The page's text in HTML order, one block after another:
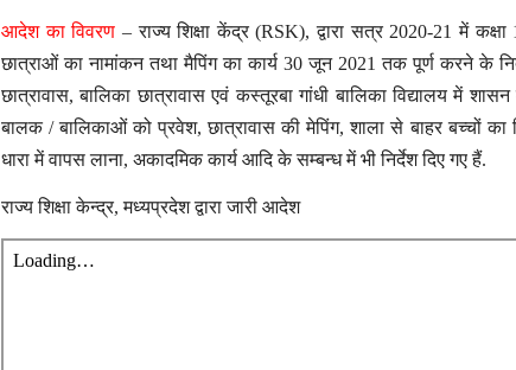
आदेश का विवरण – राज्य शिक्षा केंद्र (RSK), द्वारा सत्र 2020-21 में
छात्राओं का नामांकन तथा मैपिंग का कार्य 30 जून 2021 तक पूर्ण करने के
छात्रावास, बालिका छात्रावास एवं कस्तूरबा गांधी बालिका विद्यालय में
बालक / बालिकाओं को प्रवेश, छात्रावास की मेपिंग, शाला से बाहर बच्चों का
धारा में वापस लाना, अकादमिक कार्य आदि के सम्बन्ध में भी निर्देश दिए गए हैं.
राज्य शिक्षा केन्द्र, मध्यप्रदेश द्वारा जारी आदेश